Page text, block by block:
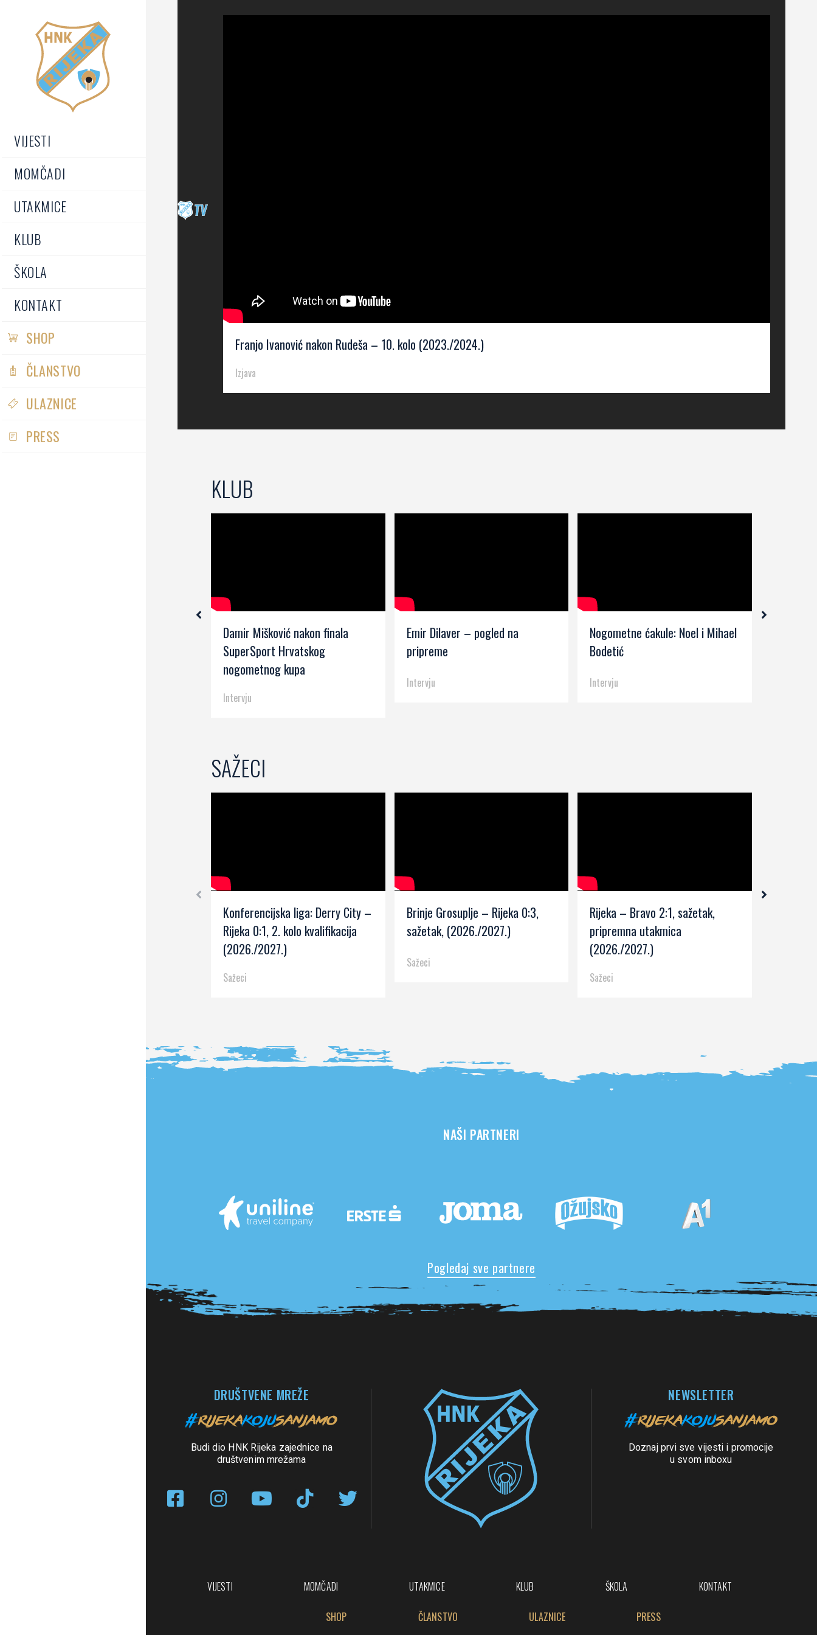
VIJESTI
MOMČADI
UTAKMICE
KLUB
ŠKOLA
KONTAKT
SHOP
ČLANSTVO
ULAZNICE
PRESS
Franjo Ivanović nakon Rudeša – 10. kolo (2023./2024.)
Izjava
KLUB
Damir Mišković nakon finala
SuperSport Hrvatskog
nogometnog kupa
Intervju
Emir Dilaver – pogled na
pripreme
Intervju
Nogometne ćakule: Noel i Mihael
Bodetić
Intervju
SAŽECI
Konferencijska liga: Derry City –
Rijeka 0:1, 2. kolo kvalifikacija
(2026./2027.)
Sažeci
Brinje Grosuplje – Rijeka 0:3,
sažetak, (2026./2027.)
Sažeci
Rijeka – Bravo 2:1, sažetak,
pripremna utakmica
(2026./2027.)
Sažeci
NAŠI PARTNERI
Pogledaj sve partnere
DRUŠTVENE MREŽE
Budi dio HNK Rijeka zajednice na
društvenim mrežama
NEWSLETTER
Doznaj prvi sve vijesti i promocije
u svom inboxu
VIJESTI MOMČADI UTAKMICE KLUB ŠKOLA KONTAKT
SHOP ČLANSTVO ULAZNICE PRESS